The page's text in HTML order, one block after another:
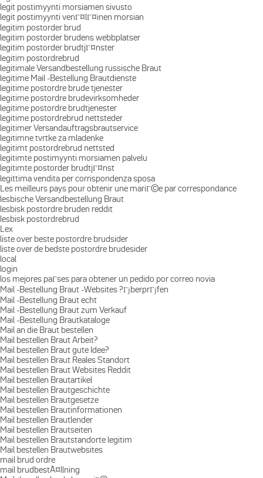
legit postimyynti morsiamen sivusto
legit postimyynti venГ¤lГ¤inen morsian
legitim postorder brud
legitim postorder brudens webbplatser
legitim postorder brudtjГ¤nster
legitim postordrebrud
legitimale Versandbestellung russische Braut
legitime Mail -Bestellung Brautdienste
legitime postordre brude tjenester
legitime postordre brudevirksomheder
legitime postordre brudtjenester
legitime postordrebrud nettsteder
legitimer Versandauftragsbrautservice
legitimne tvrtke za mladenke
legitimt postordrebrud nettsted
legitimte postimyynti morsiamen palvelu
legitimte postorder brudtjГ¤nst
legittima vendita per corrispondenza sposa
Les meilleurs pays pour obtenir une mariГ©e par correspondance
lesbische Versandbestellung Braut
lesbisk postordre bruden reddit
lesbisk postordrebrud
Lex
liste over beste postordre brudsider
liste over de bedste postordre brudesider
local
login
los mejores paГ­ses para obtener un pedido por correo novia
Mail -Bestellung Braut -Websites ?ГјberprГјfen
Mail -Bestellung Braut echt
Mail -Bestellung Braut zum Verkauf
Mail -Bestellung Brautkataloge
Mail an die Braut bestellen
Mail bestellen Braut Arbeit?
Mail bestellen Braut gute Idee?
Mail bestellen Braut Reales Standort
Mail bestellen Braut Websites Reddit
Mail bestellen Brautartikel
Mail bestellen Brautgeschichte
Mail bestellen Brautgesetze
Mail bestellen Brautinformationen
Mail bestellen Brautlender
Mail bestellen Brautseiten
Mail bestellen Brautstandorte legitim
Mail bestellen Brautwebsites
mail brud ordre
mail brudbestÃ¤llning